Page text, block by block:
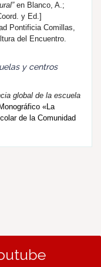
en Blanco, A.;
y Ed.]
Pontificia Comillas,
del Encuentro.
y centros
global de la escuela
«La
de la Comunidad